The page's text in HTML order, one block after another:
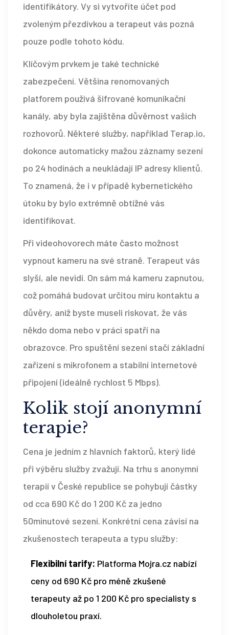
identifikátory. Vy si vytvoříte účet pod
zvoleným přezdívkou a terapeut vás pozná
pouze podle tohoto kódu.
Klíčovým prvkem je také technické
zabezpečení. Většina renomovaných
platforem používá šifrované komunikační
kanály, aby byla zajištěna důvěrnost vašich
rozhovorů. Některé služby, například Terap.io,
dokonce automaticky mažou záznamy sezení
po 24 hodinách a neukládají IP adresy klientů.
To znamená, že i v případě kybernetického
útoku by bylo extrémně obtížné vás
identifikovat.
Při videohovorech máte často možnost
vypnout kameru na své straně. Terapeut vás
slyší, ale nevidí. On sám má kameru zapnutou,
což pomáhá budovat určitou míru kontaktu a
důvěry, aniž byste museli riskovat, že vás
někdo doma nebo v práci spatří na
obrazovce. Pro spuštění sezení stačí základní
zařízení s mikrofonem a stabilní internetové
připojení (ideálně rychlost 5 Mbps).
Kolik stojí anonymní
terapie?
Cena je jedním z hlavních faktorů, který lidé
při výběru služby zvažují. Na trhu s anonymní
terapií v České republice se pohybují částky
od cca 690 Kč do 1 200 Kč za jedno
50minutové sezení. Konkrétní cena závisí na
zkušenostech terapeuta a typu služby:
Flexibilní tarify: Platforma Mojra.cz nabízí
ceny od 690 Kč pro méně zkušené
terapeuty až po 1 200 Kč pro specialisty s
dlouholetou praxí.